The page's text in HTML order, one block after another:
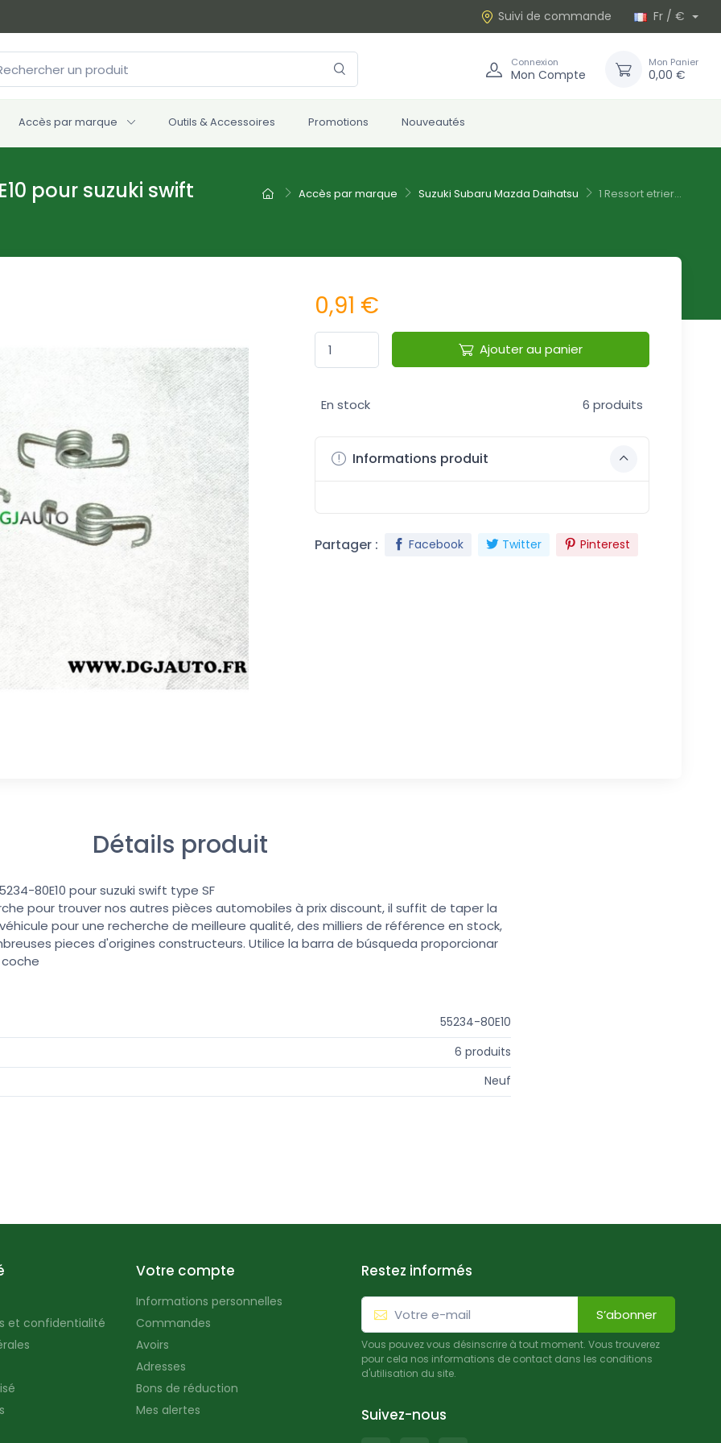
Suivi de commande Fr / €
Connexion
Mon Compte
Mon Panier
0,00 €
Accès par marque Outils & Accessoires Promotions Nouveautés
Accès par marque Suzuki Subaru Mazda Daihatsu 1 Ressort etrier...
pour suzuki swift
0,91 €
Ajouter au panier
En stock 6 produits
Informations produit
Partager : Facebook Twitter Pinterest
Détails produit
80E10 pour suzuki swift type SF
pour trouver nos autres pièces automobiles à prix discount, il suffit de taper la
pour une recherche de meilleure qualité, des milliers de référence en stock,
pieces d'origines constructeurs. Utilice la barra de búsqueda proporcionar
55234-80E10
6 produits
Neuf
et confidentialité
Votre compte
Informations personnelles
Commandes
Avoirs
Adresses
Bons de réduction
Mes alertes
Restez informés
S’abonner
Vous pouvez vous désinscrire à tout moment. Vous trouverez
pour cela nos informations de contact dans les conditions
d'utilisation du site.
Suivez-nous